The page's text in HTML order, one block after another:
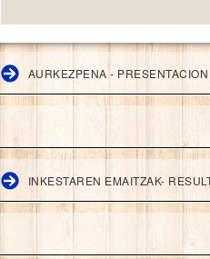
AURKEZPENA - PRESENTACION
INKESTAREN EMAITZAK-